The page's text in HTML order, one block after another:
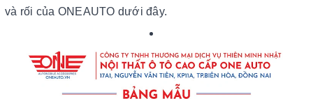
và rối của ONEAUTO dưới đây.